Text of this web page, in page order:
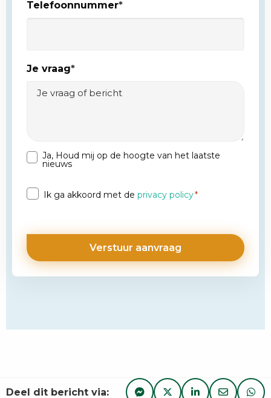
Telefoonnummer*
Je vraag*
Nieuwsbrief
Ja, Houd mij op de hoogte van het laatste
nieuws
Privacy
Ik ga akkoord met de privacy policy*
Deel dit bericht via: